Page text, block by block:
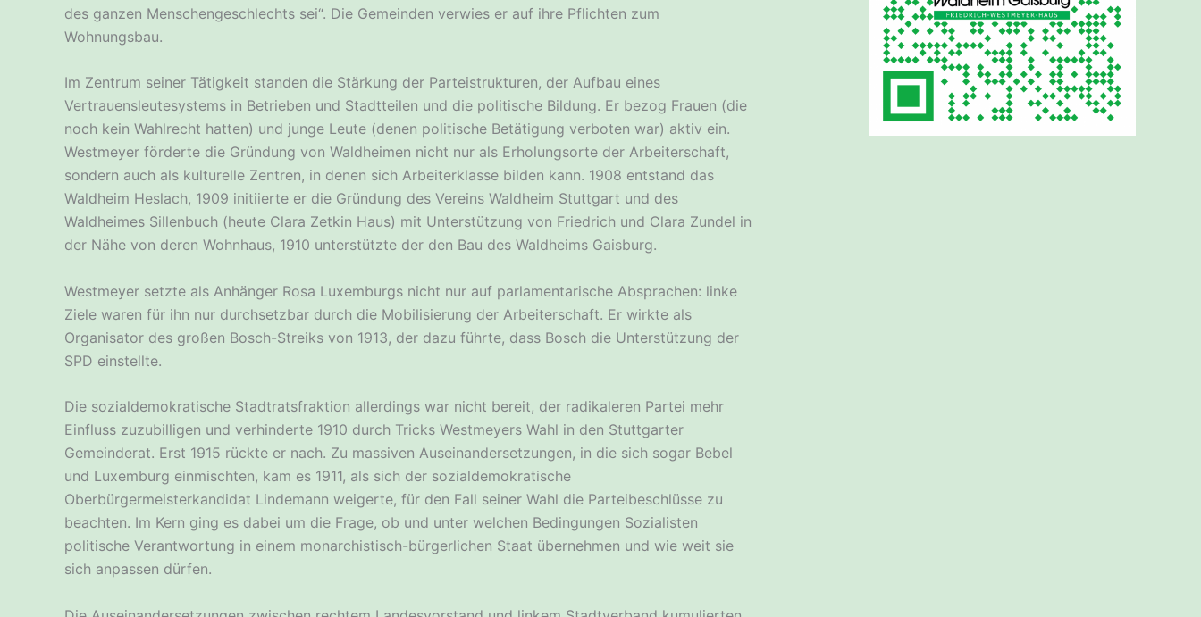
des ganzen Menschengeschlechts sei“. Die Gemeinden verwies er auf ihre Pflichten zum
Wohnungsbau.
Im Zentrum seiner Tätigkeit standen die Stärkung der Parteistrukturen, der Aufbau eines
Vertrauensleutesystems in Betrieben und Stadtteilen und die politische Bildung. Er bezog Frauen (die
noch kein Wahlrecht hatten) und junge Leute (denen politische Betätigung verboten war) aktiv ein.
Westmeyer förderte die Gründung von Waldheimen nicht nur als Erholungsorte der Arbeiterschaft,
sondern auch als kulturelle Zentren, in denen sich Arbeiterklasse bilden kann. 1908 entstand das
Waldheim Heslach, 1909 initiierte er die Gründung des Vereins Waldheim Stuttgart und des
Waldheimes Sillenbuch (heute Clara Zetkin Haus) mit Unterstützung von Friedrich und Clara Zundel in
der Nähe von deren Wohnhaus, 1910 unterstützte der den Bau des Waldheims Gaisburg.
Westmeyer setzte als Anhänger Rosa Luxemburgs nicht nur auf parlamentarische Absprachen: linke
Ziele waren für ihn nur durchsetzbar durch die Mobilisierung der Arbeiterschaft. Er wirkte als
Organisator des großen Bosch-Streiks von 1913, der dazu führte, dass Bosch die Unterstützung der
SPD einstellte.
Die sozialdemokratische Stadtratsfraktion allerdings war nicht bereit, der radikaleren Partei mehr
Einfluss zuzubilligen und verhinderte 1910 durch Tricks Westmeyers Wahl in den Stuttgarter
Gemeinderat. Erst 1915 rückte er nach. Zu massiven Auseinandersetzungen, in die sich sogar Bebel
und Luxemburg einmischten, kam es 1911, als sich der sozialdemokratische
Oberbürgermeisterkandidat Lindemann weigerte, für den Fall seiner Wahl die Parteibeschlüsse zu
beachten. Im Kern ging es dabei um die Frage, ob und unter welchen Bedingungen Sozialisten
politische Verantwortung in einem monarchistisch-bürgerlichen Staat übernehmen und wie weit sie
sich anpassen dürfen.